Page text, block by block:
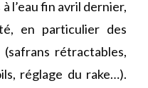
l’eau fin avril dernier,
en particulier des
rétractables,
réglage du rake…).